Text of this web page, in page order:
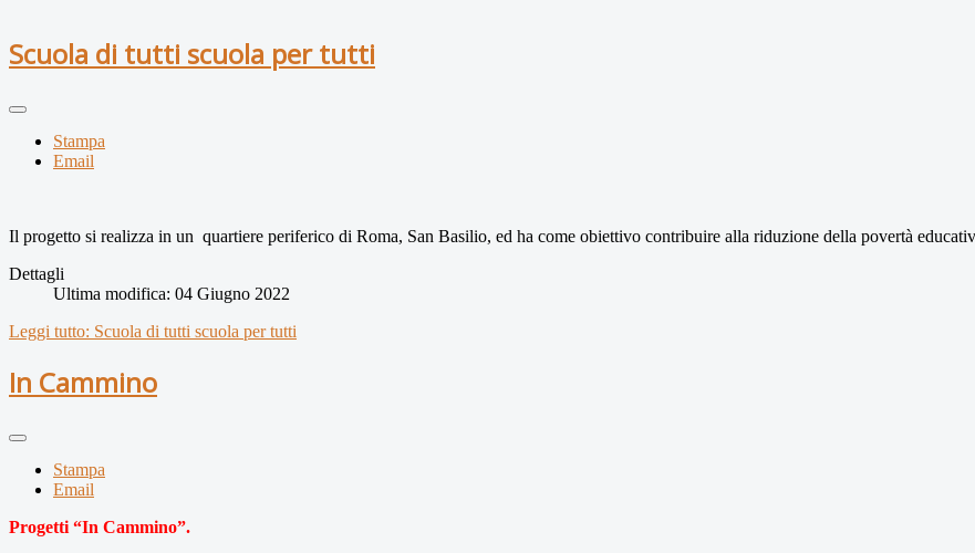
Scuola di tutti scuola per tutti
Stampa
Email
Il progetto si realizza in un quartiere periferico di Roma, San Basilio, ed ha come obiettivo contribuire alla riduzione della povertà
Dettagli
Ultima modifica: 04 Giugno 2022
Leggi tutto: Scuola di tutti scuola per tutti
In Cammino
Stampa
Email
Progetti “In Cammino”.